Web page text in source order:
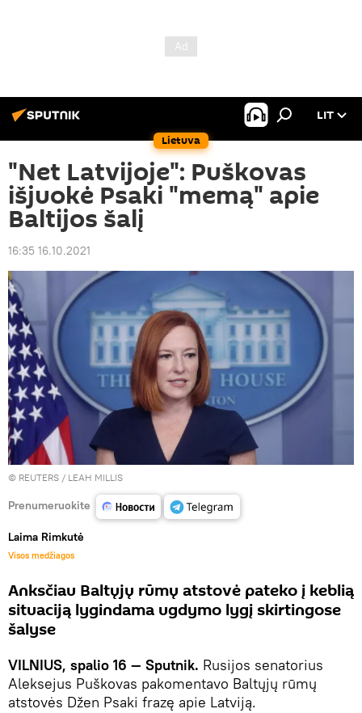
Lietuva
LIT
"Net Latvijoje": Puškovas
išjuokė Psaki "memą" apie
Baltijos šalį
16:35 16.10.2021
© REUTERS / LEAH MILLIS
Prenumeruokite
Laima Rimkutė
Visos medžiagos
Anksčiau Baltųjų rūmų atstovė pateko į keblią
situaciją lygindama ugdymo lygį skirtingose
šalyse
VILNIUS, spalio 16 — Sputnik. Rusijos senatorius
Aleksejus Puškovas pakomentavo Baltųjų rūmų
atstovės Džen Psaki frazę apie Latviją.